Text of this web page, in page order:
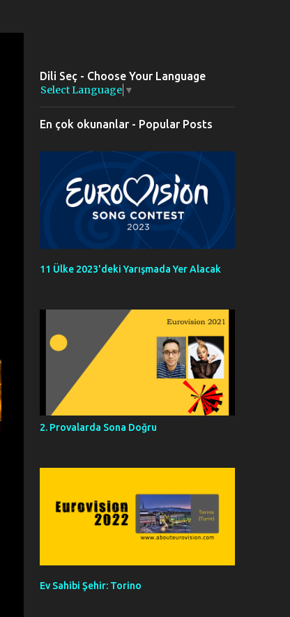
Dili Seç - Choose Your Language
Select Language ▼
En çok okunanlar - Popular Posts
11 Ülke 2023'deki Yarışmada Yer Alacak
2. Provalarda Sona Doğru
Ev Sahibi Şehir: Torino